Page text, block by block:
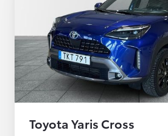
Toyota Yaris Cross